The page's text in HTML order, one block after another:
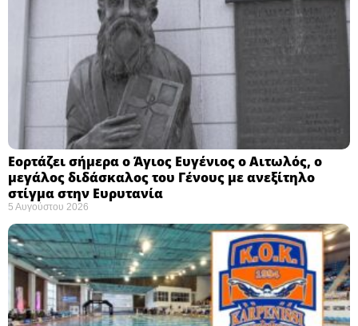
Εορτάζει σήμερα ο Άγιος Ευγένιος ο Αιτωλός, ο
μεγάλος διδάσκαλος του Γένους με ανεξίτηλο
στίγμα στην Ευρυτανία
5 Αυγούστου 2026